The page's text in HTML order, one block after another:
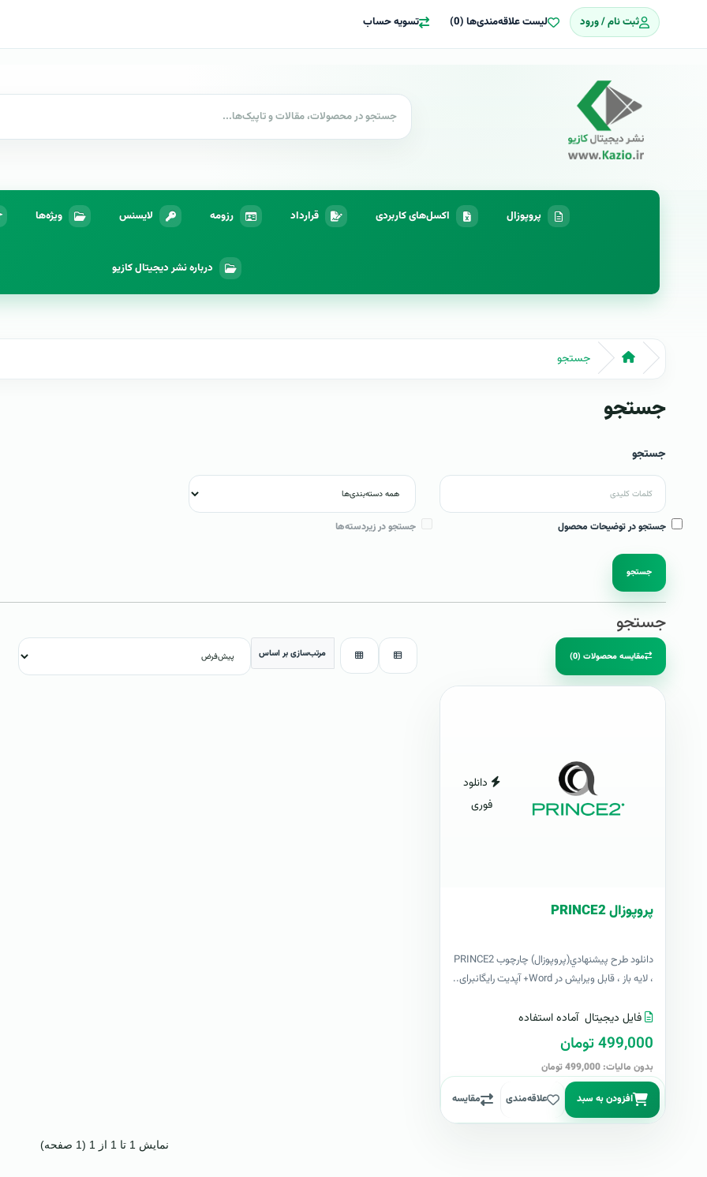
ثبت نام / ورود لیست علاقه‌مندی‌ها (0) تسویه حساب
پروپوزال اکسل‌های کاربردی قرارداد رزومه لایسنس ویژه‌ها
درباره نشر دیجیتال کازیو
جستجو
جستجو
جستجو
جستجو در توضیحات محصول جستجو در زیردسته‌ها
جستجو
جستجو
مقایسه محصولات (0) مرتب‌سازی بر اساس
دانلود
فوری
پروپوزال PRINCE2
دانلود طرح پيشنهادي(پروپوزال) چارچوب PRINCE2
، لایه باز ، قابل ویرایش در Word+ آپدیت رایگانبرای..
فایل دیجیتال آماده استفاده
499,000 تومان
بدون مالیات: 499,000 تومان
افزودن به سبد علاقه‌مندی مقایسه
نمایش 1 تا 1 از 1 (1 صفحه)